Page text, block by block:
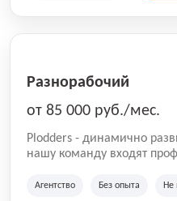
Разнорабочий
от 85 000 руб./мес.
Plodders - динамично
нашу команду входят
на рынке аутсорсинга, а
Агентство Без опыта Не